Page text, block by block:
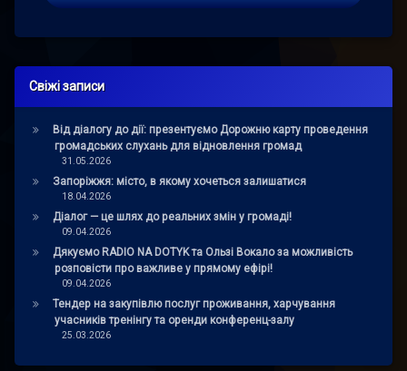
Свіжі записи
Від діалогу до дії: презентуємо Дорожню карту проведення
громадських слухань для відновлення громад
31.05.2026
Запоріжжя: місто, в якому хочеться залишатися
18.04.2026
Діалог — це шлях до реальних змін у громаді!
09.04.2026
Дякуємо RADIO NA DOTYK та Ользі Вокало за можливість
розповісти про важливе у прямому ефірі!
09.04.2026
Тендер на закупівлю послуг проживання, харчування
учасників тренінгу та оренди конференц-залу
25.03.2026